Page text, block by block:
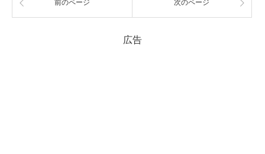
前のページ 次のページ
広告